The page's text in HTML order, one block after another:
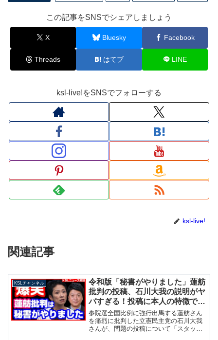
この記事をSNSでシェアしましょう
X Bluesky Facebook
Threads はてブ LINE
ksl-live!をSNSでフォローする
ksl-live!
関連記事
KSLチャンネル
令和版「秘書がやりました」蓮舫
批判の投稿、石川大我の説明がヤ
バすぎる！投稿に本人の特徴でて
るのに？【KSLチャンネル】
参院選全国比例に強行出馬する蓮舫さん
を痛烈に批判した立憲民主党の石川大我
さんが、問題の投稿について「スタッフ